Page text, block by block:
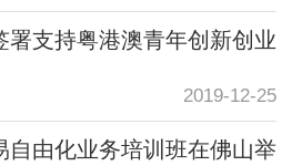
署支持粤港澳青年创新创业
2019-12-25
自由化业务培训班在佛山举